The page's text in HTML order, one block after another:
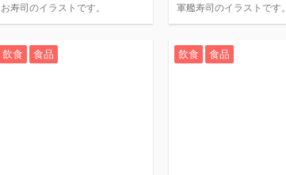
お寿司のイラストです。
軍艦寿司のイラストです。
飲食 食品 飲食 食品